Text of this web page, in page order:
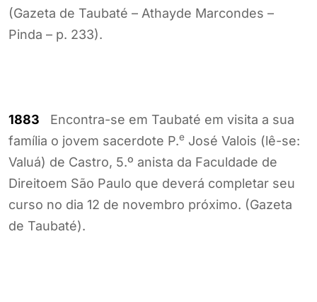
(Gazeta de Taubaté – Athayde Marcondes –
Pinda – p. 233).
1883 Encontra-se em Taubaté em visita a sua
família o jovem sacerdote P.e José Valois (lê-se:
Valuá) de Castro, 5.º anista da Faculdade de
Direitoem São Paulo que deverá completar seu
curso no dia 12 de novembro próximo. (Gazeta
de Taubaté).